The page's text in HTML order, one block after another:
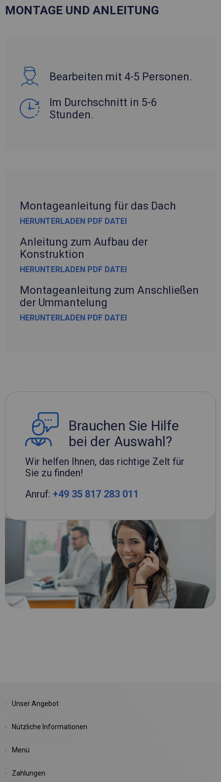
MONTAGE UND ANLEITUNG
Bearbeiten mit 4-5 Personen.
Im Durchschnitt in 5-6
Stunden.
Montageanleitung für das Dach
HERUNTERLADEN PDF DATEI
Anleitung zum Aufbau der
Konstruktion
HERUNTERLADEN PDF DATEI
Montageanleitung zum Anschließen
der Ummantelung
HERUNTERLADEN PDF DATEI
Brauchen Sie Hilfe
bei der Auswahl?
Wir helfen Ihnen, das richtige Zelt für
Sie zu finden!
Anruf: +49 35 817 283 011
Unser Angebot
Nützliche Informationen
Menü
Zahlungen